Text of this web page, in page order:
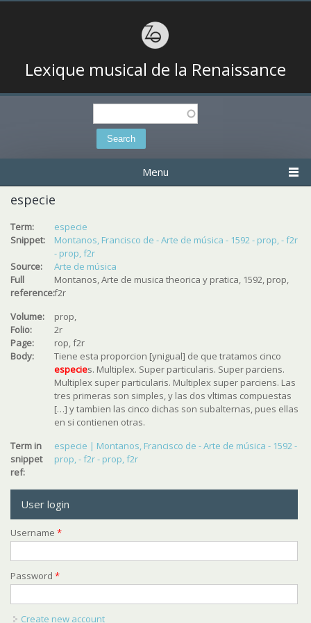
Lexique musical de la Renaissance
Search
Menu
especie
Term:
especie
Snippet:
Montanos, Francisco de - Arte de música - 1592 - prop, - f2r
- prop, f2r
Source:
Arte de música
Full
reference:
Montanos, Arte de musica theorica y pratica, 1592, prop,
f2r
Volume:
prop,
Folio:
2r
Page:
rop, f2r
Body:
Tiene esta proporcion [ynigual] de que tratamos cinco
especies. Multiplex. Super particularis. Super parciens.
Multiplex super particularis. Multiplex super parciens. Las
tres primeras son simples, y las dos vltimas compuestas
[…] y tambien las cinco dichas son subalternas, pues ellas
en si contienen otras.
Term in
snippet
ref:
especie | Montanos, Francisco de - Arte de música - 1592 -
prop, - f2r - prop, f2r
User login
Username *
Password *
Create new account